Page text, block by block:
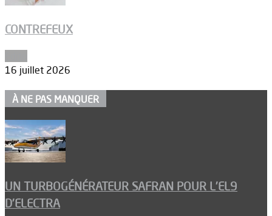
CONTREFEUX
16 juillet 2026
À NE PAS MANQUER
UN TURBOGÉNÉRATEUR SAFRAN POUR L’EL9
D’ELECTRA